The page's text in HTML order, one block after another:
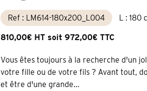
Ref : LM614-180x200_L004 L : 180
810,00€ HT soit 972,00€ TTC
Vous êtes toujours à la recherche d'un
votre fille ou de votre fils ? Avant tout,
et être d'une grande...